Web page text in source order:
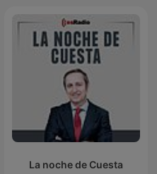
La noche de Cuesta